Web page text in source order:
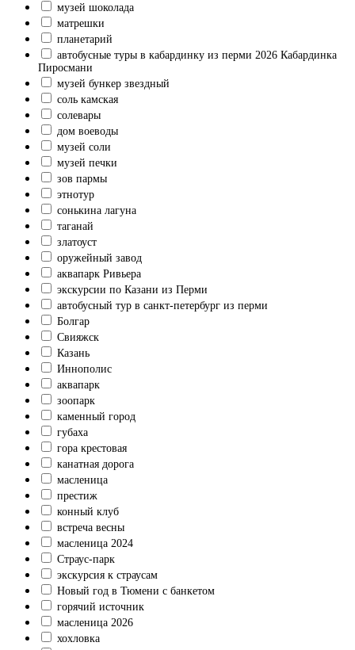
музей шоколада
матрешки
планетарий
автобусные туры в кабардинку из перми 2026 Кабардинка
Пиросмани
музей бункер звездный
соль камская
солевары
дом воеводы
музей соли
музей печки
зов пармы
этнотур
сонькина лагуна
таганай
златоуст
оружейный завод
аквапарк Ривьера
экскурсии по Казани из Перми
автобусный тур в санкт-петербург из перми
Болгар
Свияжск
Казань
Иннополис
аквапарк
зоопарк
каменный город
губаха
гора крестовая
канатная дорога
масленица
престиж
конный клуб
встреча весны
масленица 2024
Страус-парк
экскурсия к страусам
Новый год в Тюмени с банкетом
горячий источник
масленица 2026
хохловка